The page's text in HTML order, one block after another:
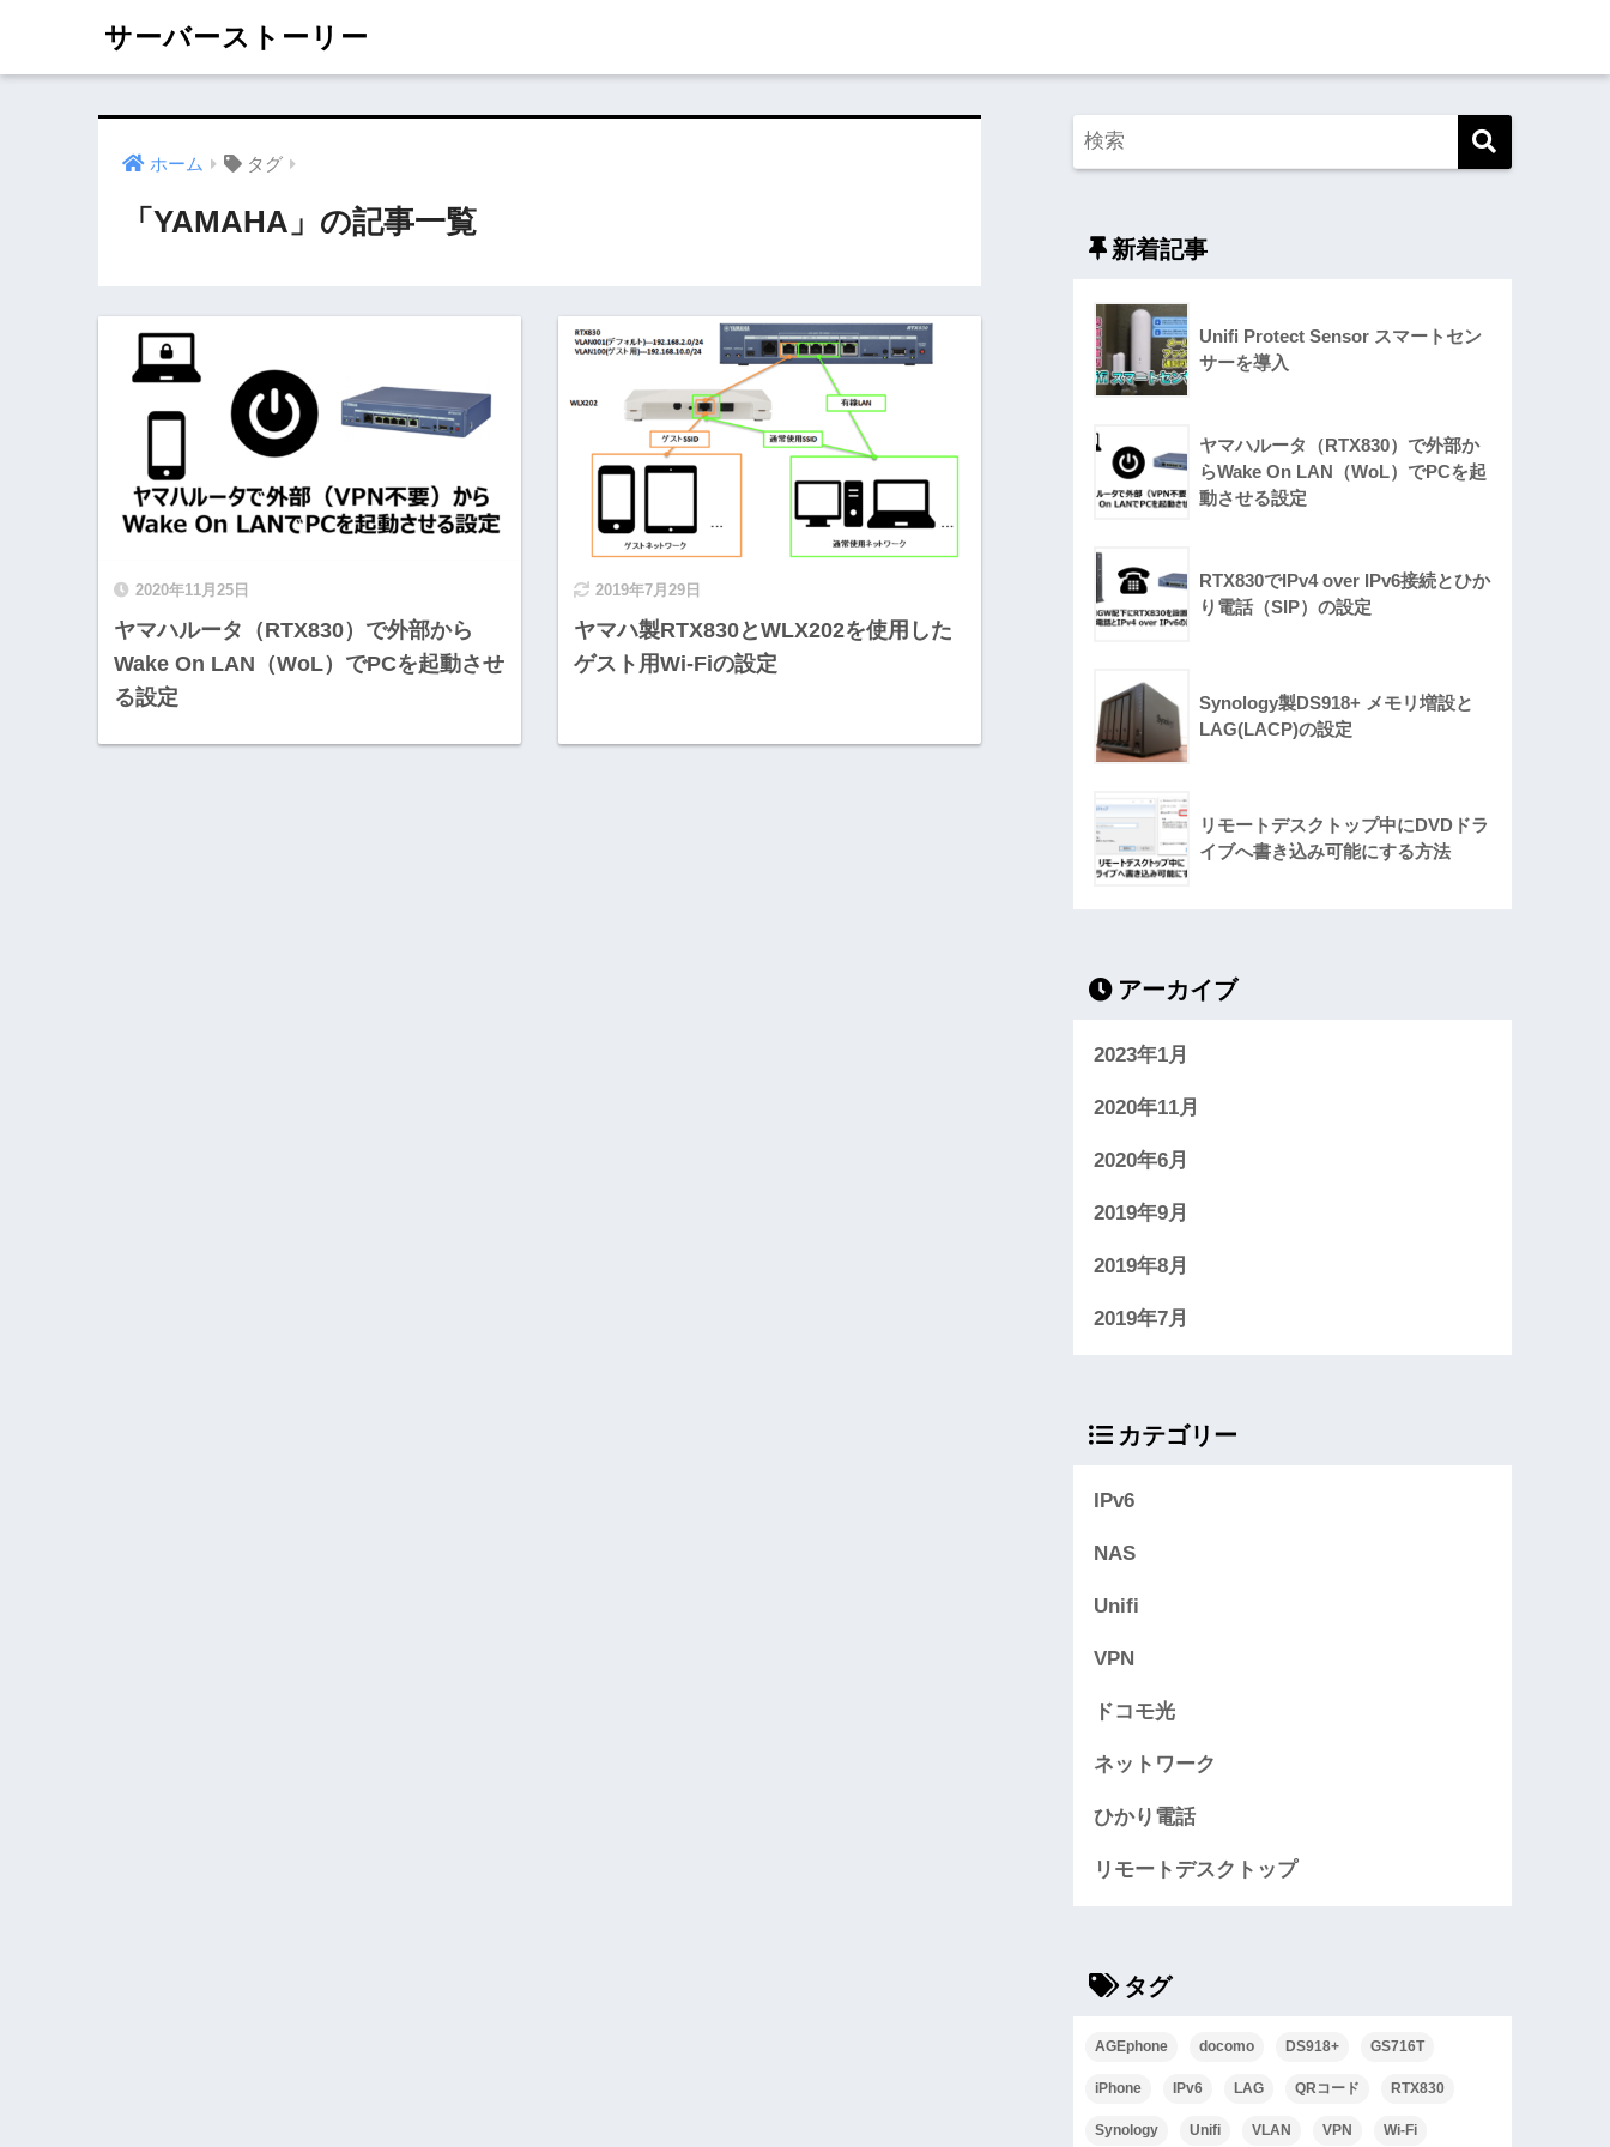
サーバーストーリー
ホーム タグ
「YAMAHA」の記事一覧
2020年11月25日
ヤマハルータ（RTX830）で外部から
Wake On LAN（WoL）でPCを起動させ
る設定
2019年7月29日
ヤマハ製RTX830とWLX202を使用した
ゲスト用Wi-Fiの設定
新着記事
Unifi Protect Sensor スマートセン
サーを導入
ヤマハルータ（RTX830）で外部か
らWake On LAN（WoL）でPCを起
動させる設定
RTX830でIPv4 over IPv6接続とひか
り電話（SIP）の設定
Synology製DS918+ メモリ増設と
LAG(LACP)の設定
リモートデスクトップ中にDVDドラ
イブへ書き込み可能にする方法
アーカイブ
2023年1月
2020年11月
2020年6月
2019年9月
2019年8月
2019年7月
カテゴリー
IPv6
NAS
Unifi
VPN
ドコモ光
ネットワーク
ひかり電話
リモートデスクトップ
タグ
AGEphone docomo DS918+ GS716T
iPhone IPv6 LAG QRコード RTX830
Synology Unifi VLAN VPN Wi-Fi